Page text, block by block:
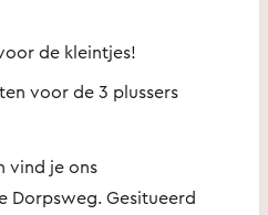
de kleintjes!
voor de 3 plussers
vind je ons
Dorpsweg. Gesitueerd